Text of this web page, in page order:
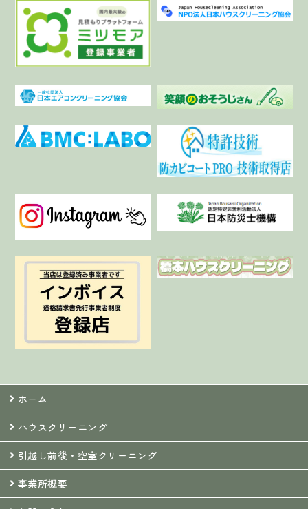
ホーム
ハウスクリーニング
引越し前後・空室クリーニング
事業所概要